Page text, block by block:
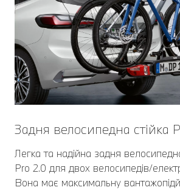
Задня велосипедна стійка
Легка та надійна задня
Pro 2.0 для двох велосипедів/
Вона має максимальну